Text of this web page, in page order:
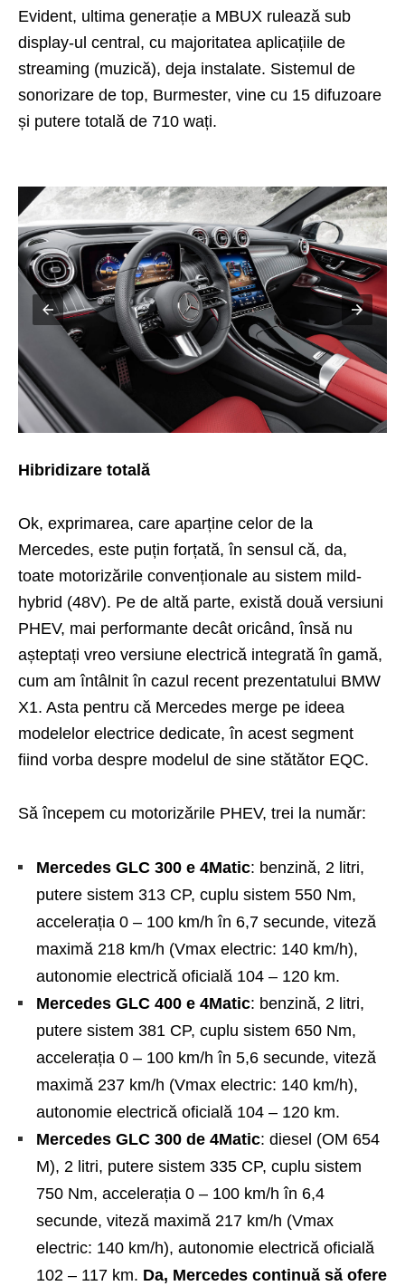
Evident, ultima generație a MBUX rulează sub
display-ul central, cu majoritatea aplicațiile de
streaming (muzică), deja instalate. Sistemul de
sonorizare de top, Burmester, vine cu 15 difuzoare
și putere totală de 710 wați.
Hibridizare totală
Ok, exprimarea, care aparține celor de la
Mercedes, este puțin forțată, în sensul că, da,
toate motorizările convenționale au sistem mild-
hybrid (48V). Pe de altă parte, există două versiuni
PHEV, mai performante decât oricând, însă nu
așteptați vreo versiune electrică integrată în gamă,
cum am întâlnit în cazul recent prezentatului BMW
X1. Asta pentru că Mercedes merge pe ideea
modelelor electrice dedicate, în acest segment
fiind vorba despre modelul de sine stătător EQC.
Să începem cu motorizările PHEV, trei la număr:
Mercedes GLC 300 e 4Matic: benzină, 2 litri,
putere sistem 313 CP, cuplu sistem 550 Nm,
accelerația 0 – 100 km/h în 6,7 secunde, viteză
maximă 218 km/h (Vmax electric: 140 km/h),
autonomie electrică oficială 104 – 120 km.
Mercedes GLC 400 e 4Matic: benzină, 2 litri,
putere sistem 381 CP, cuplu sistem 650 Nm,
accelerația 0 – 100 km/h în 5,6 secunde, viteză
maximă 237 km/h (Vmax electric: 140 km/h),
autonomie electrică oficială 104 – 120 km.
Mercedes GLC 300 de 4Matic: diesel (OM 654
M), 2 litri, putere sistem 335 CP, cuplu sistem
750 Nm, accelerația 0 – 100 km/h în 6,4
secunde, viteză maximă 217 km/h (Vmax
electric: 140 km/h), autonomie electrică oficială
102 – 117 km. Da, Mercedes continuă să ofere